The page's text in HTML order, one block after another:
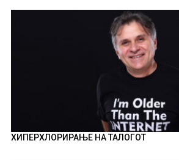
ХИПЕРХЛОРИРАЊЕ НА ТАЛОГОТ